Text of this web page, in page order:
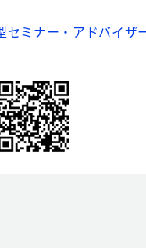
ミナー・アドバイザ